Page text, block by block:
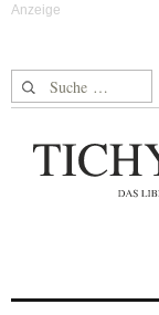
Suche nach: